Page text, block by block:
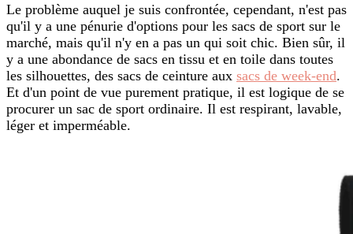
Le problème auquel je suis confrontée, cependant, n'est pas
qu'il y a une pénurie d'options pour les sacs de sport sur le
marché, mais qu'il n'y en a pas un qui soit chic. Bien sûr, il
y a une abondance de sacs en tissu et en toile dans toutes
les silhouettes, des sacs de ceinture aux sacs de week-end.
Et d'un point de vue purement pratique, il est logique de se
procurer un sac de sport ordinaire. Il est respirant, lavable,
léger et imperméable.